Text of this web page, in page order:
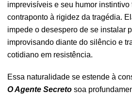
imprevisíveis e seu humor
contraponto à rigidez da tragédia.
impede o desespero de se instalar
improvisando diante do silêncio e
cotidiano em resistência.
Essa naturalidade se estende à
O Agente Secreto soa